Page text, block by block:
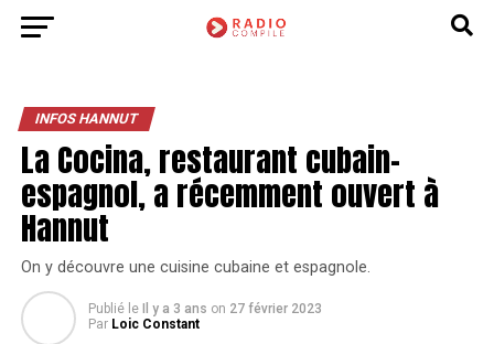
INFOS HANNUT
La Cocina, restaurant cubain-
espagnol, a récemment ouvert à
Hannut
On y découvre une cuisine cubaine et espagnole.
Publié le Il y a 3 ans on 27 février 2023
Par Loic Constant